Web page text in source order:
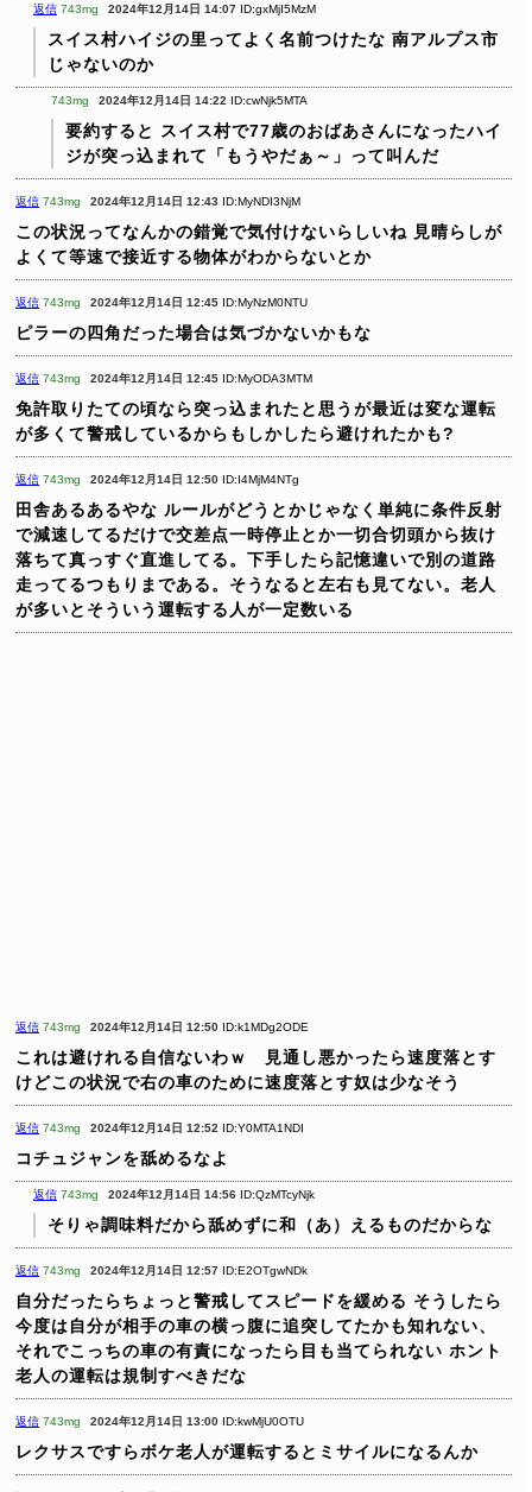
返信 743mg 2024年12月14日 14:07 ID:gxMjI5MzM
スイス村ハイジの里ってよく名前つけたな 南アルプス市
じゃないのか
743mg 2024年12月14日 14:22 ID:cwNjk5MTA
要約すると
スイス村で77歳のおばあさんになったハイ
ジが突っ込まれて「もうやだぁ～」って叫んだ
返信 743mg 2024年12月14日 12:43 ID:MyNDI3NjM
この状況ってなんかの錯覚で気付けないらしいね 見晴らしが
よくて等速で接近する物体がわからないとか
返信 743mg 2024年12月14日 12:45 ID:MyNzM0NTU
ピラーの四角だった場合は気づかないかもな
返信 743mg 2024年12月14日 12:45 ID:MyODA3MTM
免許取りたての頃なら突っ込まれたと思うが最近は変な運転
が多くて警戒しているからもしかしたら避けれたかも?
返信 743mg 2024年12月14日 12:50 ID:I4MjM4NTg
田舎あるあるやな ルールがどうとかじゃなく単純に条件反射
で減速してるだけで交差点一時停止とか一切合切頭から抜け
落ちて真っすぐ直進してる。下手したら記憶違いで別の道路
走ってるつもりまである。そうなると左右も見てない。老人
が多いとそういう運転する人が一定数いる
返信 743mg 2024年12月14日 12:50 ID:k1MDg2ODE
これは避けれる自信ないわｗ 見通し悪かったら速度落とす
けどこの状況で右の車のために速度落とす奴は少なそう
返信 743mg 2024年12月14日 12:52 ID:Y0MTA1NDI
コチュジャンを舐めるなよ
返信 743mg 2024年12月14日 14:56 ID:QzMTcyNjk
そりゃ調味料だから舐めずに和（あ）えるものだからな
返信 743mg 2024年12月14日 12:57 ID:E2OTgwNDk
自分だったらちょっと警戒してスピードを緩める そうしたら
今度は自分が相手の車の横っ腹に追突してたかも知れない、
それでこっちの車の有責になったら目も当てられない ホント
老人の運転は規制すべきだな
返信 743mg 2024年12月14日 13:00 ID:kwMjU0OTU
レクサスですらボケ老人が運転するとミサイルになるんか